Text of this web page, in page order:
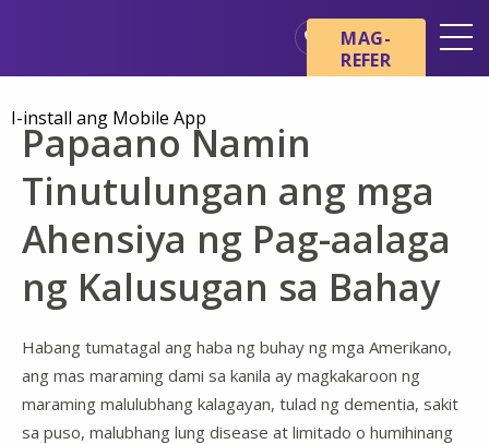
Mga Pangunahing Kaalaman
tungkol sa Hospice
Ang aming mga Serbisyo
Healthcare Professionals
Pamilya at Mga Tagapag-
alaga
MAG-
REFER
I-install ang Mobile App
Papaano Namin
Tinutulungan ang mga
Ahensiya ng Pag-aalaga
ng Kalusugan sa Bahay
Habang tumatagal ang haba ng buhay ng mga Amerikano,
ang mas maraming dami sa kanila ay magkakaroon ng
maraming malulubhang kalagayan, tulad ng dementia, sakit
sa puso, malubhang lung disease at limitado o humihinang